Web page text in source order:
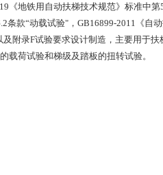
地铁用自动扶梯技术规范》标准中第
款“动载试验"，GB16899-2011《自
附录F试验要求设计制造，主要用于扶
载荷试验和梯级及踏板的扭转试验。